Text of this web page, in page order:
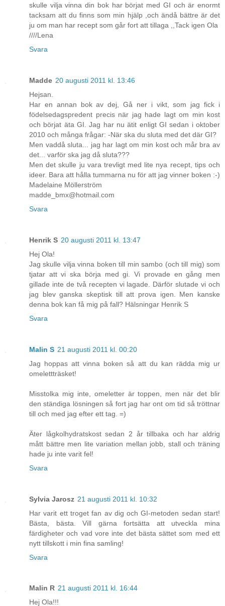
skulle vilja vinna din bok har börjat med GI och är enormt
tacksam att du finns som min hjälp ,och ändå bättre är det
ju om man har recept som går fort att tillaga ,,Tack igen Ola
////Lena
Svara
Madde 20 augusti 2011 kl. 13:46
Hejsan.
Har en annan bok av dej, Gå ner i vikt, som jag fick i
födelsedagspredent precis när jag hade lagt om min kost
och börjat äta GI. Jag har nu ätit enligt GI sedan i oktober
2010 och många frågar: -När ska du sluta med det där GI?
Men vaddå sluta... jag har lagt om min kost och mår bra av
det... varför ska jag då sluta???
Men det skulle ju vara trevligt med lite nya recept, tips och
ideer. Bara att hålla tummarna nu för att jag vinner boken :-)
Madelaine Möllerström
madde_bmx@hotmail.com
Svara
Henrik S 20 augusti 2011 kl. 13:47
Hej Ola!
Jag skulle vilja vinna boken till min sambo (och till mig) som
tjatar att vi ska börja med gi. Vi provade en gång men
gillade inte de två recepten vi lagade. Därför slutade vi och
jag blev ganska skeptisk till att prova igen. Men kanske
denna bok kan få mig på fall? Hälsningar Henrik S
Svara
Malin S 21 augusti 2011 kl. 00:20
Jag hoppas att vinna boken så att du kan rädda mig ur
omelettträsket!
Misstolka mig inte, omeletter är toppen, men när det blir
den ständiga lösningen så fort jag har ont om tid så tröttnar
till och med jag efter ett tag. =)
Äter lågkolhydratskost sedan 2 år tillbaka och har aldrig
mått bättre men lite variation mellan jobb, stall och träning
hade ju inte varit fel!
Svara
Sylvia Jarosz 21 augusti 2011 kl. 10:32
Har varit ett troget fan av dig och GI-metoden sedan start!
Bästa, bästa. Vill gärna fortsätta att utveckla mina
färdigheter och vad vore inte det bästa sättet som med ett
nytt tillskott i min fina samling!
Svara
Malin R 21 augusti 2011 kl. 16:44
Hej Ola!!!